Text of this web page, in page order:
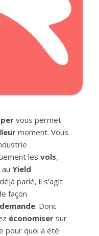
vous permet
moment. Vous
les vols,
Yield
parlé, il s’agit
façon
demande. Donc
économiser sur
pour quoi a été